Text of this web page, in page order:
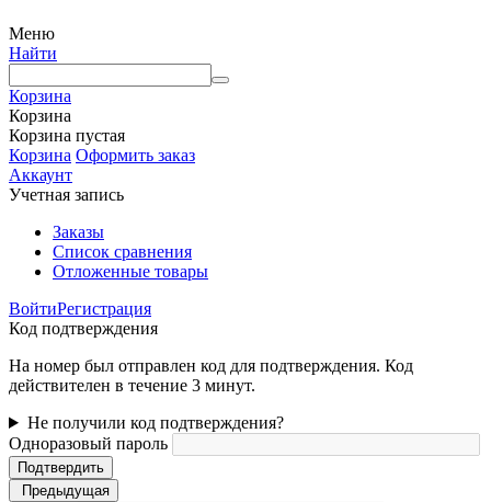
Меню
Найти
Корзина
Корзина
Корзина пустая
Корзина Оформить заказ
Аккаунт
Учетная запись
Заказы
Список сравнения
Отложенные товары
ВойтиРегистрация
Код подтверждения
На номер был отправлен код для подтверждения. Код
действителен в течение 3 минут.
Не получили код подтверждения?
Одноразовый пароль
Подтвердить
Предыдущая